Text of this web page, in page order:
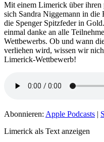
Mit einem Limerick über ihren
sich Sandra Niggemann in die
die Spenger Spitzfeder in
einmal danke an alle
Wettbewerbs. Ob und wann
verliehen wird, wissen wir
Limerick-Wettbewerb!
Abonnieren: Apple Podcasts |
Limerick als Text anzeigen